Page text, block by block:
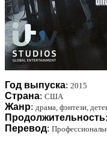
Год выпуска: 2015
Страна: США
Жанр: драма, фэнтези,
Продолжительность:
Перевод: